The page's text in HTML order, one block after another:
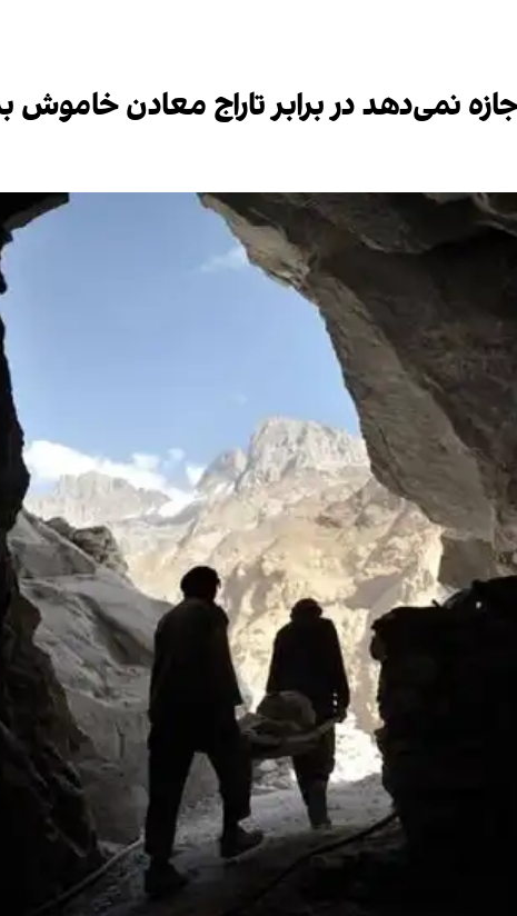
نمی‌دهد در برابر تاراج معادن خاموش